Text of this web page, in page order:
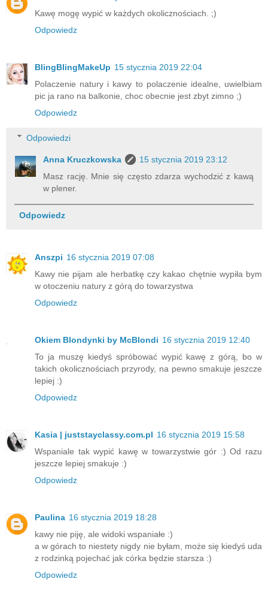
Kawę mogę wypić w każdych okolicznościach. ;)
Odpowiedz
BlingBlingMakeUp 15 stycznia 2019 22:04
Polaczenie natury i kawy to polaczenie idealne, uwielbiam
pic ja rano na balkonie, choc obecnie jest zbyt zimno ;)
Odpowiedz
Odpowiedzi
Anna Kruczkowska
15 stycznia 2019 23:12
Masz rację. Mnie się często zdarza wychodzić z kawą
w plener.
Odpowiedz
Anszpi 16 stycznia 2019 07:08
Kawy nie pijam ale herbatkę czy kakao chętnie wypiła bym
w otoczeniu natury z górą do towarzystwa
Odpowiedz
Okiem Blondynki by McBlondi 16 stycznia 2019 12:40
To ja muszę kiedyś spróbować wypić kawę z górą, bo w
takich okolicznościach przyrody, na pewno smakuje jeszcze
lepiej :)
Odpowiedz
Kasia | juststayclassy.com.pl 16 stycznia 2019 15:58
Wspaniale tak wypić kawę w towarzystwie gór :) Od razu
jeszcze lepiej smakuje :)
Odpowiedz
Paulina 16 stycznia 2019 18:28
kawy nie piję, ale widoki wspaniałe :)
a w górach to niestety nigdy nie byłam, może się kiedyś uda
z rodzinką pojechać jak córka będzie starsza :)
Odpowiedz